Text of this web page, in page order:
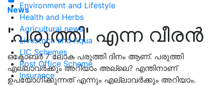
Environment and Lifestyle
Health and Herbs
Agricultural news
Livestock and Aqua
LIC Schemes
Post Office Scheme
Insurance
News
'പരുത്തി' എന്ന വീരൻ
ഒക്ടോബർ 7 ലോക പരുത്തി ദിനം ആണ്. പരുത്തി
എല്ലാവർക്കും അറിയാം അല്ലെ? എന്തിനാണ്
ഉപയോഗിക്കുന്നത് എന്നും എല്ലാവർക്കും അറിയാം.